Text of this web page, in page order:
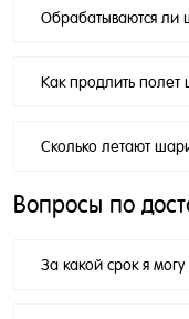
Обрабатываются ли
Как продлить полет
Сколько летают
Вопросы по
За какой срок я могу